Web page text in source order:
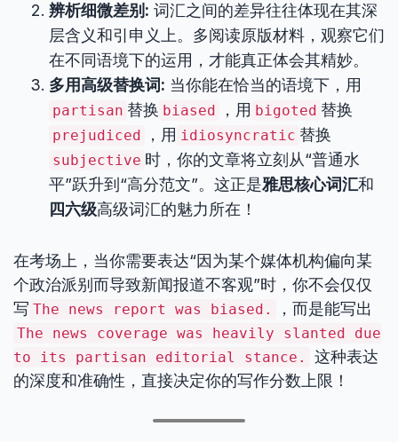
辨析细微差别: 词汇之间的差异往往体现在其深
层含义和引申义上。多阅读原版材料，观察它们
在不同语境下的运用，才能真正体会其精妙。
多用高级替换词: 当你能在恰当的语境下，用
partisan 替换 biased ，用 bigoted 替换
prejudiced ，用 idiosyncratic 替换
subjective 时，你的文章将立刻从“普通水
平”跃升到“高分范文”。这正是雅思核心词汇和
四六级高级词汇的魅力所在！
在考场上，当你需要表达“因为某个媒体机构偏向某
个政治派别而导致新闻报道不客观”时，你不会仅仅
写 The news report was biased. ，而是能写出
The news coverage was heavily slanted due
to its partisan editorial stance.
这种表达
的深度和准确性，直接决定你的写作分数上限！